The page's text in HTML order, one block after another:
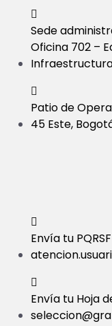
Sede
Oficina 702 –
Patio de
45 Este,
Envía tu
Envía tu Hoja